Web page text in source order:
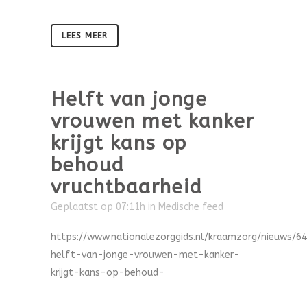
LEES MEER
Helft van jonge
vrouwen met kanker
krijgt kans op
behoud
vruchtbaarheid
Geplaatst op 07:11h in Medische feed
https://www.nationalezorggids.nl/kraamzorg/nieuws/
helft-van-jonge-vrouwen-met-kanker-
krijgt-kans-op-behoud-